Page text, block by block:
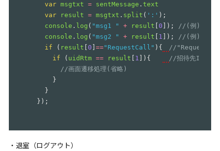
var msgtxt = sentMessage .text
var
result = msgtxt . split ( ' : ' );
console . log ( "msg1 " + result [0 ]);
//(例)
console . log ( "msg2 " + result 1 ]);
//(例)
if
( result [0 ]==" RequestCall " ){
//
if
( uidRtm == result 1 ]){
//招待先
//画面遷移処理(省略)
}
}
});
・退室（ログアウト）